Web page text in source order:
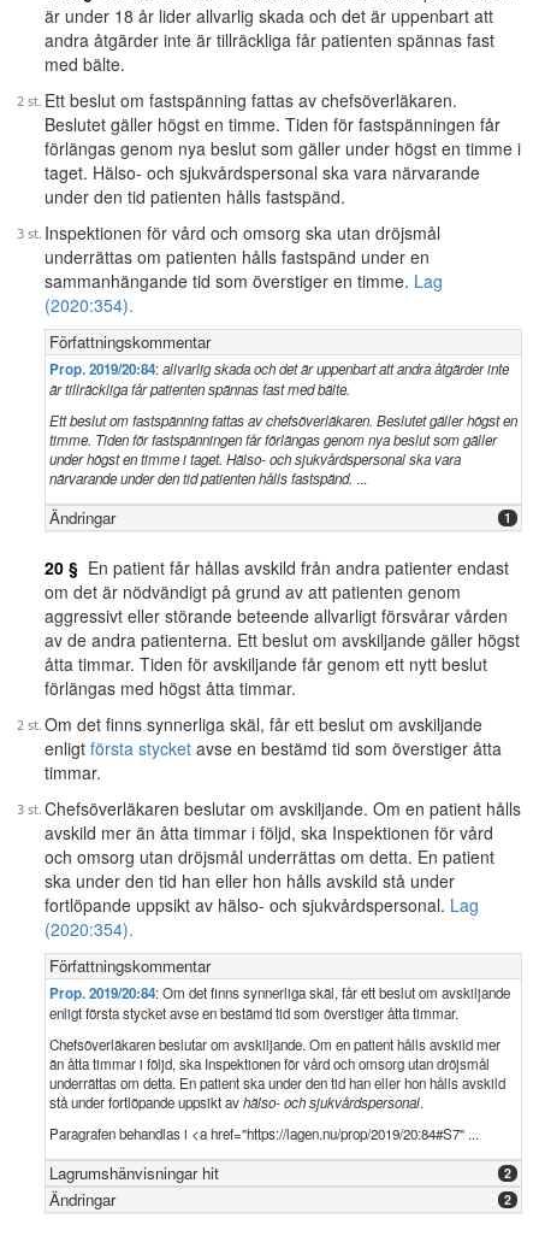
är under 18 år lider allvarlig skada och det är uppenbart att
andra åtgärder inte är tillräckliga får patienten spännas fast
med bälte.
Ett beslut om fastspänning fattas av chefsöverläkaren.
Beslutet gäller högst en timme. Tiden för fastspänningen får
förlängas genom nya beslut som gäller under högst en timme i
taget. Hälso- och sjukvårdspersonal ska vara närvarande
under den tid patienten hålls fastspänd.
Inspektionen för vård och omsorg ska utan dröjsmål
underrättas om patienten hålls fastspänd under en
sammanhängande tid som överstiger en timme. Lag
(2020:354).
Författningskommentar
Prop. 2019/20:84:allvarlig skada och det är uppenbart att andra åtgärder inte
är tillräckliga får patienten spännas fast med bälte.
Ett beslut om fastspänning fattas av chefsöverläkaren. Beslutet gäller högst en
timme. Tiden för fastspänningen får förlängas genom nya beslut som gäller
under högst en timme i taget. Hälso- och sjukvårdspersonal ska vara
närvarande under den tid patienten hålls fastspänd. ...
Ändringar 1
20 § En patient får hållas avskild från andra patienter endast
om det är nödvändigt på grund av att patienten genom
aggressivt eller störande beteende allvarligt försvårar vården
av de andra patienterna. Ett beslut om avskiljande gäller högst
åtta timmar. Tiden för avskiljande får genom ett nytt beslut
förlängas med högst åtta timmar.
Om det finns synnerliga skäl, får ett beslut om avskiljande
enligt första stycket avse en bestämd tid som överstiger åtta
timmar.
Chefsöverläkaren beslutar om avskiljande. Om en patient hålls
avskild mer än åtta timmar i följd, ska Inspektionen för vård
och omsorg utan dröjsmål underrättas om detta. En patient
ska under den tid han eller hon hålls avskild stå under
fortlöpande uppsikt av hälso- och sjukvårdspersonal. Lag
(2020:354).
Författningskommentar
Prop. 2019/20:84: Om det finns synnerliga skäl, får ett beslut om avskiljande
enligt första stycket avse en bestämd tid som överstiger åtta timmar.
Chefsöverläkaren beslutar om avskiljande. Om en patient hålls avskild mer
än åtta timmar i följd, ska Inspektionen för vård och omsorg utan dröjsmål
underrättas om detta. En patient ska under den tid han eller hon hålls avskild
stå under fortlöpande uppsikt avhälso- och sjukvårdspersonal.
Paragrafen behandlas i <a href="https://lagen.nu/prop/2019/20:84#S7" ...
Lagrumshänvisningar hit 2
Ändringar 2